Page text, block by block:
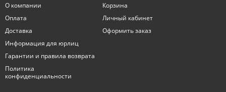
О компании
Оплата
Доставка
Информация для юрлиц
Гарантии и правила возврата
Политика
конфиденциальности
Корзина
Личный кабинет
Оформить заказ